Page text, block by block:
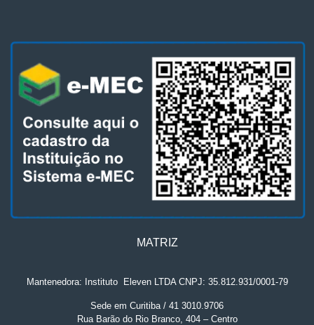
MATRIZ
Mantenedora: Instituto. Eleven LTDA CNPJ: 35.812.931/0001-79
Sede em Curitiba / 41 3010.9706
Rua Barão do Rio Branco, 404 – Centro